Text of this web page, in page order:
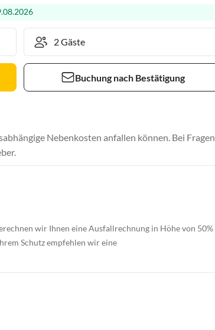
Buchung nach Bestätigung
Nebenkosten anfallen können. Bei Fragen
wir Ihnen eine Ausfallrechnung in Höhe von 50%
Schutz empfehlen wir eine